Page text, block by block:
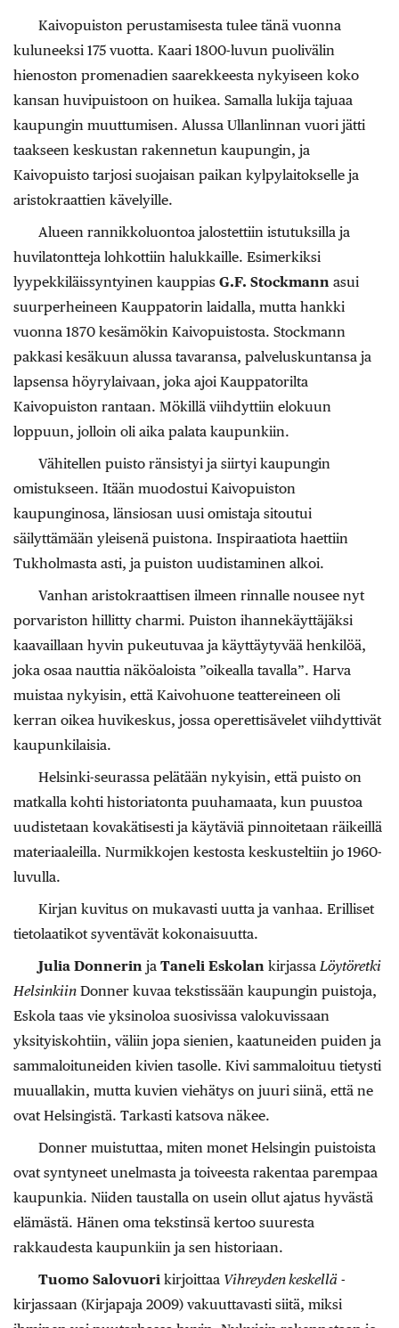
Kaivopuiston perustamisesta tulee tänä vuonna
kuluneeksi 175 vuotta. Kaari 1800-luvun puolivälin
hienoston promenadien saarekkeesta nykyiseen koko
kansan huvipuistoon on huikea. Samalla lukija tajuaa
kaupungin muuttumisen. Alussa Ullanlinnan vuori jätti
taakseen keskustan rakennetun kaupungin, ja
Kaivopuisto tarjosi suojaisan paikan kylpylaitokselle ja
aristokraattien kävelyille.
Alueen rannikkoluontoa jalostettiin istutuksilla ja
huvilatontteja lohkottiin halukkaille. Esimerkiksi
lyypekkiläissyntyinen kauppias G.F. Stockmann asui
suurperheineen Kauppatorin laidalla, mutta hankki
vuonna 1870 kesämökin Kaivopuistosta. Stockmann
pakkasi kesäkuun alussa tavaransa, palveluskuntansa ja
lapsensa höyrylaivaan, joka ajoi Kauppatorilta
Kaivopuiston rantaan. Mökillä viihdyttiin elokuun
loppuun, jolloin oli aika palata kaupunkiin.
Vähitellen puisto ränsistyi ja siirtyi kaupungin
omistukseen. Itään muodostui Kaivopuiston
kaupunginosa, länsiosan uusi omistaja sitoutui
säilyttämään yleisenä puistona. Inspiraatiota haettiin
Tukholmasta asti, ja puiston uudistaminen alkoi.
Vanhan aristokraattisen ilmeen rinnalle nousee nyt
porvariston hillitty charmi. Puiston ihannekäyttäjäksi
kaavaillaan hyvin pukeutuvaa ja käyttäytyvää henkilöä,
joka osaa nauttia näköaloista ”oikealla tavalla”. Harva
muistaa nykyisin, että Kaivohuone teattereineen oli
kerran oikea huvikeskus, jossa operettisävelet viihdyttivät
kaupunkilaisia.
Helsinki-seurassa pelätään nykyisin, että puisto on
matkalla kohti historiatonta puuhamaata, kun puustoa
uudistetaan kovakätisesti ja käytäviä pinnoitetaan räikeillä
materiaaleilla. Nurmikkojen kestosta keskusteltiin jo 1960-
luvulla.
Kirjan kuvitus on mukavasti uutta ja vanhaa. Erilliset
tietolaatikot syventävät kokonaisuutta.
Julia Donnerin ja Taneli Eskolan kirjassa Löytöretki
Helsinkiin Donner kuvaa tekstissään kaupungin puistoja,
Eskola taas vie yksinoloa suosivissa valokuvissaan
yksityiskohtiin, väliin jopa sienien, kaatuneiden puiden ja
sammaloituneiden kivien tasolle. Kivi sammaloituu tietysti
muuallakin, mutta kuvien viehätys on juuri siinä, että ne
ovat Helsingistä. Tarkasti katsova näkee.
Donner muistuttaa, miten monet Helsingin puistoista
ovat syntyneet unelmasta ja toiveesta rakentaa parempaa
kaupunkia. Niiden taustalla on usein ollut ajatus hyvästä
elämästä. Hänen oma tekstinsä kertoo suuresta
rakkaudesta kaupunkiin ja sen historiaan.
Tuomo Salovuori kirjoittaa Vihreyden keskellä -
kirjassaan (Kirjapaja 2009) vakuuttavasti siitä, miksi